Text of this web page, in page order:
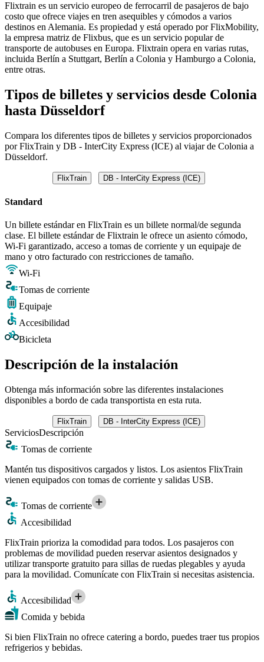
Flixtrain es un servicio europeo de ferrocarril de pasajeros de bajo
costo que ofrece viajes en tren asequibles y cómodos a varios
destinos en Alemania. Es propiedad y está operado por FlixMobility,
la empresa matriz de Flixbus, que es un servicio popular de
transporte de autobuses en Europa. Flixtrain opera en varias rutas,
incluida Berlín a Stuttgart, Berlín a Colonia y Hamburgo a Colonia,
entre otras.
Tipos de billetes y servicios desde Colonia
hasta Düsseldorf
Compara los diferentes tipos de billetes y servicios proporcionados
por FlixTrain y DB - InterCity Express (ICE) al viajar de Colonia a
Düsseldorf.
FlixTrain DB - InterCity Express (ICE)
Standard
Un billete estándar en FlixTrain es un billete normal/de segunda
clase. El billete estándar de Flixtrain le ofrece un asiento cómodo,
Wi-Fi garantizado, acceso a tomas de corriente y un equipaje de
mano y otro facturado con restricciones de tamaño.
Wi-Fi
Tomas de corriente
Equipaje
Accesibilidad
Bicicleta
Descripción de la instalación
Obtenga más información sobre las diferentes instalaciones
disponibles a bordo de cada transportista en esta ruta.
FlixTrain DB - InterCity Express (ICE)
ServiciosDescripción
Tomas de corriente
Mantén tus dispositivos cargados y listos. Los asientos FlixTrain
vienen equipados con tomas de corriente y salidas USB.
Tomas de corriente
Accesibilidad
FlixTrain prioriza la comodidad para todos. Los pasajeros con
problemas de movilidad pueden reservar asientos designados y
utilizar transporte gratuito para sillas de ruedas plegables y ayuda
para la movilidad. Comunícate con FlixTrain si necesitas asistencia.
Accesibilidad
Comida y bebida
Si bien FlixTrain no ofrece catering a bordo, puedes traer tus propios
refrigerios y bebidas.